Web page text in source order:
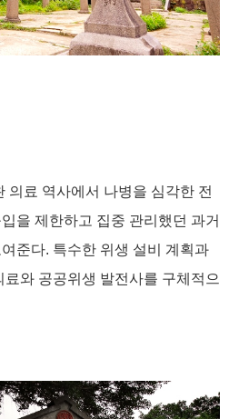
의료 역사에서 나병을 심각한 전
을 제한하고 집중 관리했던 과거
준다. 특수한 위생 설비 계획과
와 공공위생 발전사를 구체적으